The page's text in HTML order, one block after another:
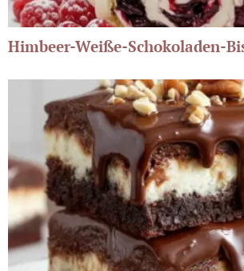
Himbeer-Weiße-Schokoladen-